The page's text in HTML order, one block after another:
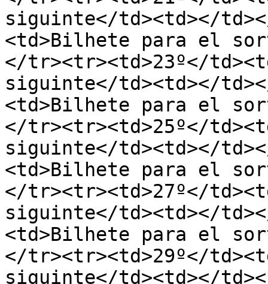
siguinte</td><td></
<td>Bilhete para el
</tr><tr><td>23º</
siguinte</td><td></
<td>Bilhete para el
</tr><tr><td>25º</
siguinte</td><td></
<td>Bilhete para el
</tr><tr><td>27º</
siguinte</td><td></
<td>Bilhete para el
</tr><tr><td>29º</
siguinte</td><td></